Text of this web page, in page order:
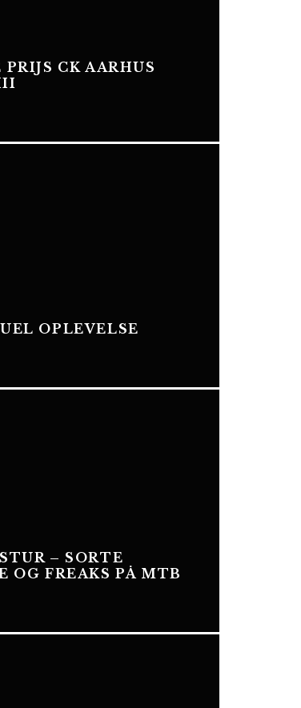
PRIJS CK AARHUS
OPLEVELSE
– SORTE
OG FREAKS PÅ MTB